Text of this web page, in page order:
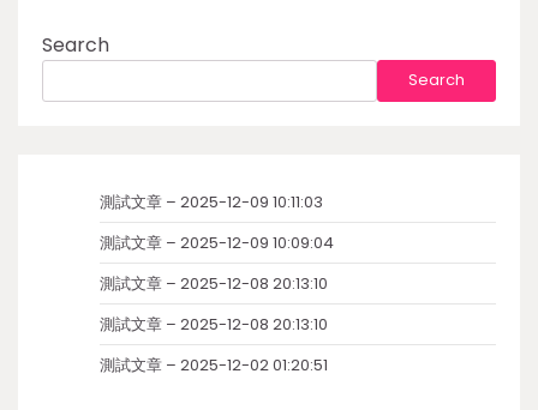
Search
Search
測試文章 – 2025-12-09 10:11:03
測試文章 – 2025-12-09 10:09:04
測試文章 – 2025-12-08 20:13:10
測試文章 – 2025-12-08 20:13:10
測試文章 – 2025-12-02 01:20:51